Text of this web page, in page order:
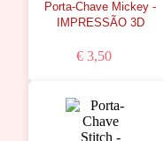
Porta-Chave Mickey -
IMPRESSÃO 3D
€ 3,50